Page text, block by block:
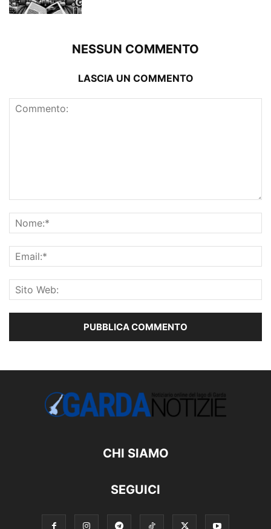
NESSUN COMMENTO
LASCIA UN COMMENTO
CHI SIAMO
SEGUICI